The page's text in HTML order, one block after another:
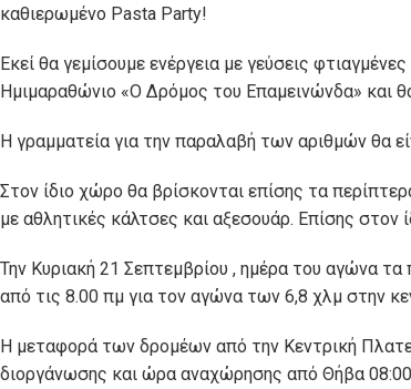
καθιερωμένο Pasta Party!
Εκεί θα γεμίσουμε ενέργεια με γεύσεις
Ημιμαραθώνιο «Ο Δρόμος του Επαμεινώνδα» και
Η γραμματεία για την παραλαβή των αριθμών θα
Στον ίδιο χώρο θα βρίσκονται επίσης τα
με αθλητικές κάλτσες και αξεσουάρ. Επίσης
Την Κυριακή 21 Σεπτεμβρίου , ημέρα του αγώνα
από τις 8.00 πμ για τον αγώνα των 6,8 χλμ στην
Η μεταφορά των δρομέων από την Κεντρική
διοργάνωσης και ώρα αναχώρησης από Θήβα